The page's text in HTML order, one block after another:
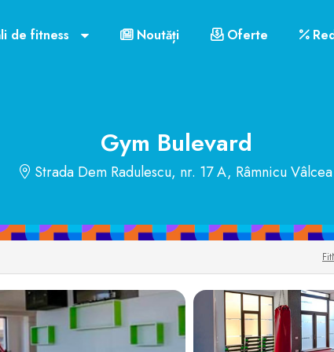
de fitness Noutăți Oferte
Gym Bulevard
Strada Dem Radulescu, nr. 17 A, Râmnicu Vâlcea